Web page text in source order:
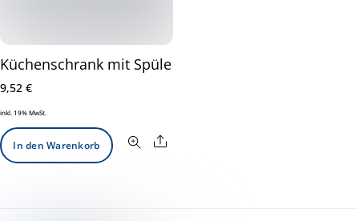
Küchenschrank mit Spüle
9,52 €
inkl. 19% MwSt.
In den Warenkorb Share